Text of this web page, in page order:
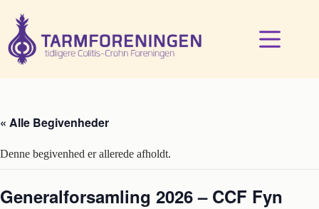
indhold
« Alle Begivenheder
Denne begivenhed er allerede afholdt.
Generalforsamling 2026 – CCF Fyn